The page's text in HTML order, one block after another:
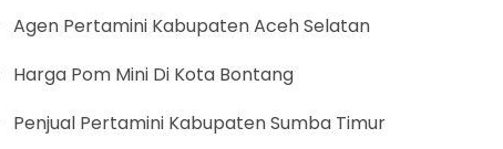
Agen Pertamini Kabupaten Aceh Selatan
Harga Pom Mini Di Kota Bontang
Penjual Pertamini Kabupaten Sumba Timur